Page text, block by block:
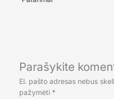
Parašykite
El. pašto adresas nebus
pažymėti *